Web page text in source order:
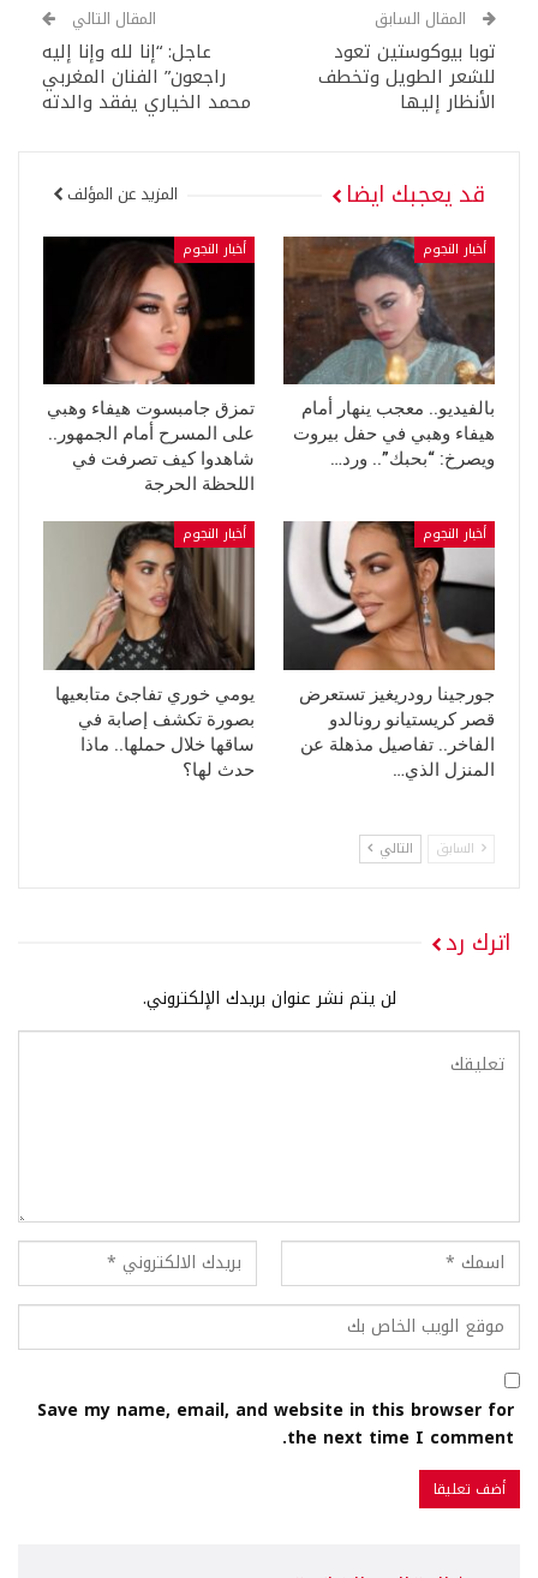
المقال السابق
توبا بيوكوستين تعود
للشعر الطويل وتخطف
الأنظار إليها
المقال التالي
عاجل: “إنا لله وإنا إليه
راجعون” الفنان المغربي
محمد الخياري يفقد والدته
قد يعجبك ايضا المزيد عن المؤلف
أخبار النجوم
بالفيديو.. معجب ينهار أمام
هيفاء وهبي في حفل بيروت
ويصرخ: “بحبك”.. ورد…
أخبار النجوم
تمزق جامبسوت هيفاء وهبي
على المسرح أمام الجمهور..
شاهدوا كيف تصرفت في
اللحظة الحرجة
أخبار النجوم
جورجينا رودريغيز تستعرض
قصر كريستيانو رونالدو
الفاخر.. تفاصيل مذهلة عن
المنزل الذي…
أخبار النجوم
يومي خوري تفاجئ متابعيها
بصورة تكشف إصابة في
ساقها خلال حملها.. ماذا
حدث لها؟
السابق التالي
اترك رد
لن يتم نشر عنوان بريدك الإلكتروني.
Save my name, email, and website in this browser for
the next time I comment.